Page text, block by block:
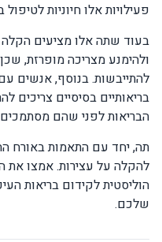
פעילויות אלו חיוניות
בעוד שתה אלו מציעים הקלה
ולהימנע מצריכה מופרזת,
להתייבשות. בנוסף, אנשים
בריאותיים בסיסיים צריכים
הבריאות לפני שהם
תה, יחד עם התאמות באורח
להקלה על עצירות. אמצו את
הוליסטית לקידום בריאות
שלכם.